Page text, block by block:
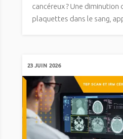
cancéreux ? Une diminution
plaquettes dans le sang,
23 JUIN 2026